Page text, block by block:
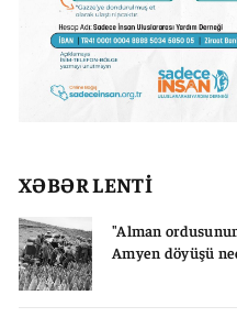
XƏBƏR LENTİ
"Alman
Amyen döyüşü